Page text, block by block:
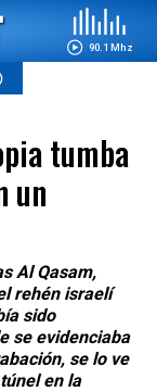
90.1 Mhz
tumba
un
Al Qasam,
rehén israelí
sido
se evidenciaba
se lo ve
en la